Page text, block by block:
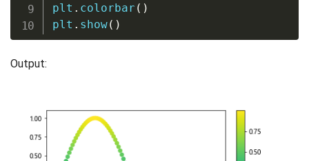
plt . colorbar ( )
plt . show( )
Output: